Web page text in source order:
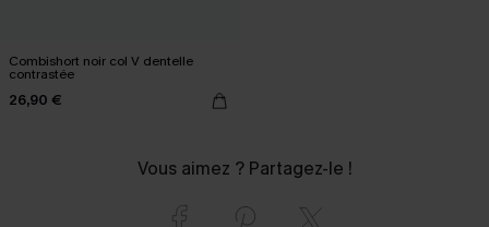
Combishort noir col V dentelle
contrastée
26,90 €
Vous aimez ? Partagez-le !